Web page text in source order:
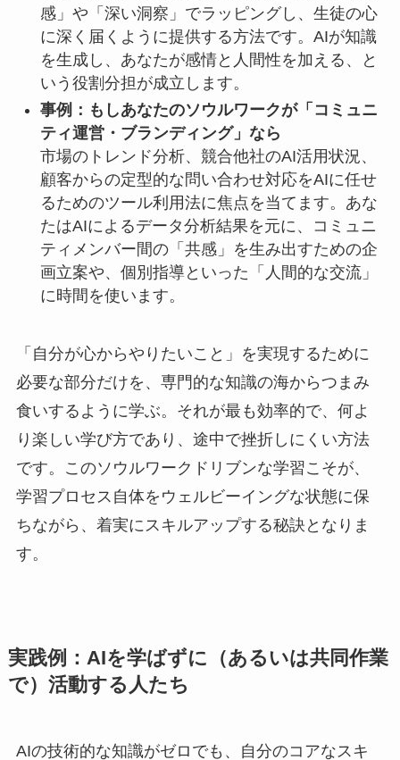
感」や「深い洞察」でラッピングし、生徒の心
に深く届くように提供する方法です。AIが知識
を生成し、あなたが感情と人間性を加える、と
いう役割分担が成立します。
事例：もしあなたのソウルワークが「コミュニ
ティ運営・ブランディング」なら
市場のトレンド分析、競合他社のAI活用状況、
顧客からの定型的な問い合わせ対応をAIに任せ
るためのツール利用法に焦点を当てます。あな
たはAIによるデータ分析結果を元に、コミュニ
ティメンバー間の「共感」を生み出すための企
画立案や、個別指導といった「人間的な交流」
に時間を使います。
「自分が心からやりたいこと」を実現するために
必要な部分だけを、専門的な知識の海からつまみ
食いするように学ぶ。それが最も効率的で、何よ
り楽しい学び方であり、途中で挫折しにくい方法
です。このソウルワークドリブンな学習こそが、
学習プロセス自体をウェルビーイングな状態に保
ちながら、着実にスキルアップする秘訣となりま
す。
実践例：AIを学ばずに（あるいは共同作業
で）活動する人たち
AIの技術的な知識がゼロでも、自分のコアなスキ